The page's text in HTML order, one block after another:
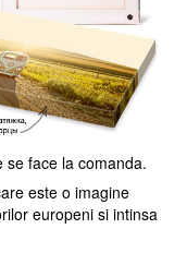
face la comanda.
este o imagine
europeni si intinsa